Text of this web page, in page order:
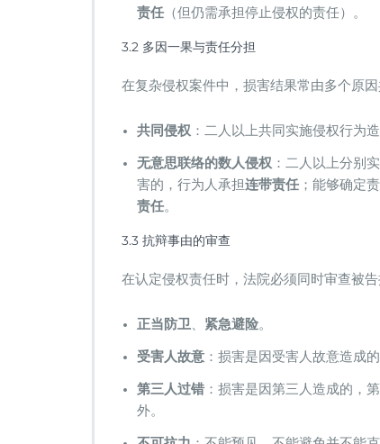
责任​ ​（但仍需承担停止侵权的责任）。
3.2 多因一果与责任分担
在复杂侵权案件中，损害结果常由多个原
​共同侵权​ ：二人以上共同实施侵权行为
​无意思联络的数人侵权​ ：二人以上分别
害的，行为人承担​​连带责任​ ；能够确定
责任​​。
3.3 抗辩事由的审查
在认定侵权责任时，法院必须同时审查被
​正当防卫​ ​紧急避险​​。
​受害人故意​ ：损害是因受害人故意造成
​第三人过错​ ：损害是因第三人造成的，
外。